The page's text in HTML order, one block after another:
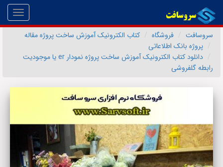
سروسافت
فروشگاه
کتاب الکترونیک آموزش ساخت پروژه مقاله
پروژه بانک اطلاعاتی
دانلود کتاب الکترونیک آموزش ساخت پروژه نمودار er یا موجودیت
رابطه گلفروشی